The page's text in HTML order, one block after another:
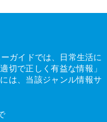
ガイドでは、日常生活に
切で正しく有益な情報」
は、当該ジャンル情報サ